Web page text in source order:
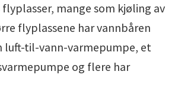
mange som kjøling av
flyplassene har vannbåren
luft-til-vann-varmepumpe, et
og flere har